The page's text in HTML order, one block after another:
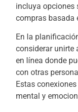
incluya opciones
compras basada
En la
considerar unirte
en línea donde
con otras
Estas
mental y